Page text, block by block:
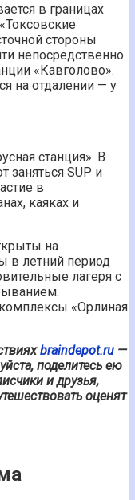
в границах
стороны
непосредственно
«Кавголово».
на отдалении — у
станция». В
заняться SUP и
в
каяках и
на
в летний период
лагеря с
«Орлиная
braindepot.ru —
поделитесь ею
и друзья,
оценят